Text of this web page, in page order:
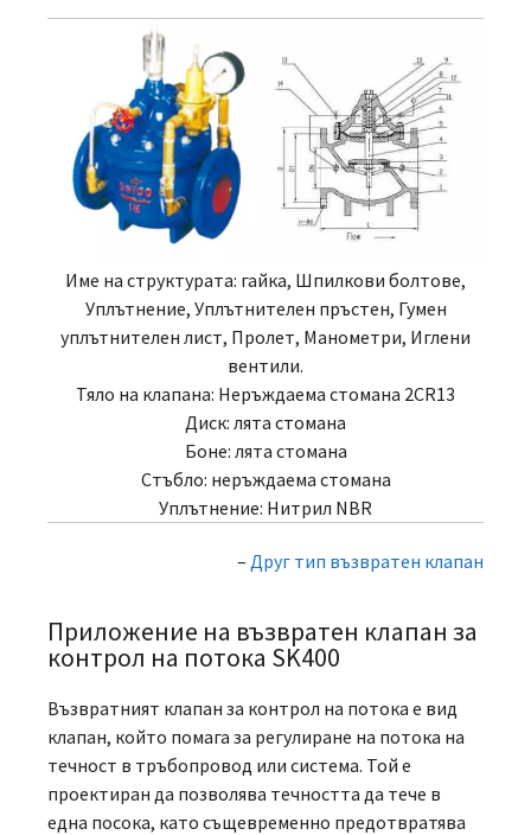
Име на структурата: гайка, Шпилкови болтове,
Уплътнение, Уплътнителен пръстен, Гумен
уплътнителен лист, Пролет, Манометри, Иглени
вентили.
Тяло на клапана: Неръждаема стомана 2CR13
Диск: лята стомана
Боне: лята стомана
Стъбло: неръждаема стомана
Уплътнение: Нитрил NBR
– Друг тип възвратен клапан
Приложение на възвратен клапан за
контрол на потока SK400
Възвратният клапан за контрол на потока е вид
клапан, който помага за регулиране на потока на
течност в тръбопровод или система. Той е
проектиран да позволява течността да тече в
една посока, като същевременно предотвратява